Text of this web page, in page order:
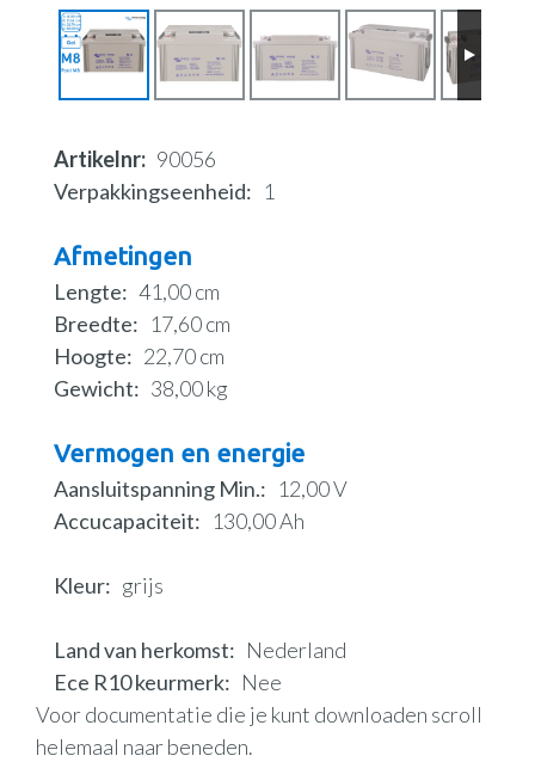
Artikelnr
90056
Verpakkingseenheid
1
Afmetingen
Lengte
41,00 cm
Breedte
17,60 cm
Hoogte
22,70 cm
Gewicht
38,00 kg
Vermogen en energie
Aansluitspanning Min.
12,00 V
Accucapaciteit
130,00 Ah
Kleur grijs
Land van herkomst
Nederland
Ece R10 keurmerk
Nee
Voor documentatie die je kunt downloaden scroll
helemaal naar beneden.